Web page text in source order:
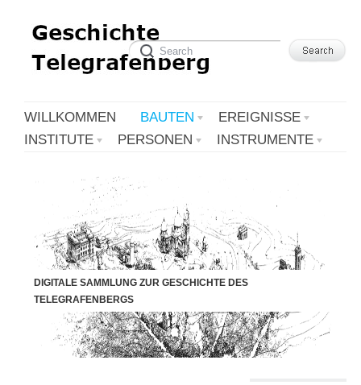
WILLKOMMEN BAUTEN
EREIGNISSE
INSTITUTE
PERSONEN INSTRUMENTE
DIGITALE SAMMLUNG ZUR GESCHICHTE DES
TELEGRAFENBERGS